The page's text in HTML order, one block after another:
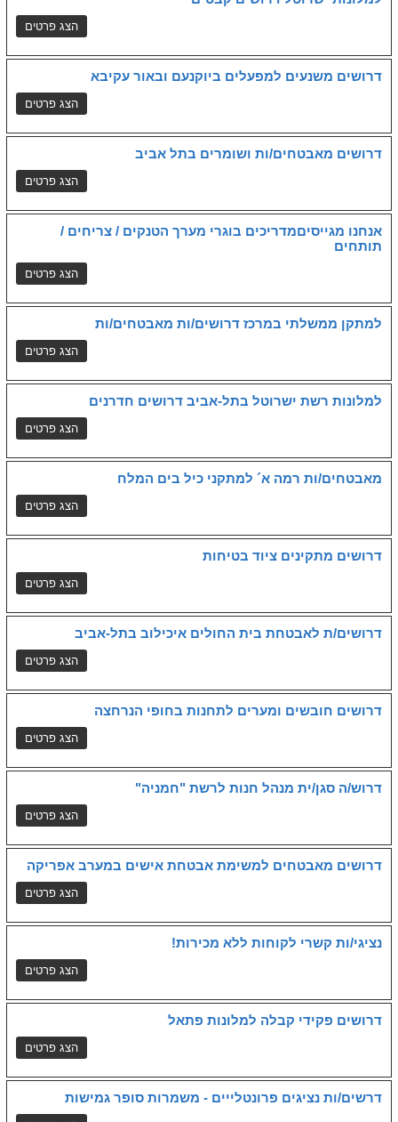
דרושים משנעים למפעלים ביוקנעם ובאור עקיבא
דרושים מאבטחים/ות ושומרים בתל אביב
אנחנו מגייסיםמדריכים בוגרי מערך הטנקים / צריחים /
תותחים
למתקן ממשלתי במרכז דרושים/ות מאבטחים/ות
למלונות רשת ישרוטל בתל-אביב דרושים חדרנים
מאבטחים/ות רמה א´ למתקני כיל בים המלח
דרושים מתקינים ציוד בטיחות
דרושים/ת לאבטחת בית החולים איכילוב בתל-אביב
דרושים חובשים ומערים לתחנות בחופי הנרחצה
דרוש/ה סגן/ית מנהל חנות לרשת "חמניה"
דרושים מאבטחים למשימת אבטחת אישים במערב אפריקה
נציגי/ות קשרי לקוחות ללא מכירות!
דרושים פקידי קבלה למלונות פתאל
דרשים/ות נציגים פרונטלייים - משמרות סופר גמישות